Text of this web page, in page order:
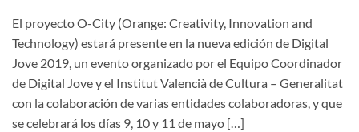
El proyecto O-City (Orange: Creativity, Innovation and
Technology) estará presente en la nueva edición de Digital
Jove 2019, un evento organizado por el Equipo Coordinador
de Digital Jove y el Institut Valencià de Cultura – Generalitat
con la colaboración de varias entidades colaboradoras, y que
se celebrará los días 9, 10 y 11 de mayo […]